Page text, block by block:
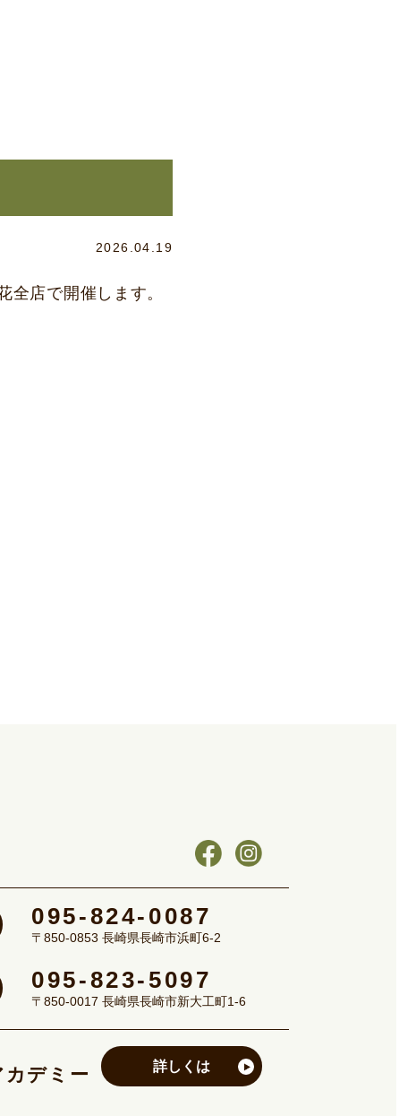
2026.04.19
店で開催します。
095-824-0087
〒850-0853 長崎県長崎市浜町6-2
095-823-5097
〒850-0017 長崎県長崎市新大工町1-6
デミー 詳しくは